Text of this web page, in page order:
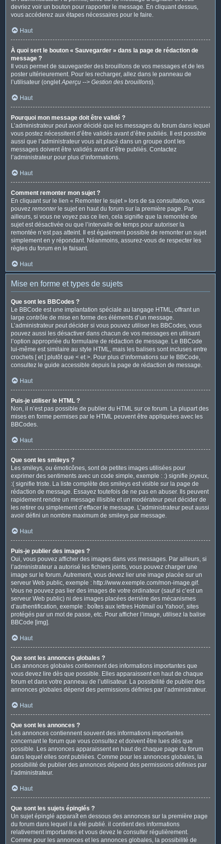
devriez voir un bouton pour rapporter le message. En cliquant dessus,
vous accéderez aux étapes nécessaires pour le faire.
Haut
À quoi sert le bouton « Sauvegarder » dans la page de rédaction de
message ?
Il vous permet de sauvegarder des brouillons de vos messages et de les
poster ultérieurement. Pour les recharger, allez dans le panneau de
l’utilisateur (ongletAperçu --> Gestion des brouillons).
Haut
Pourquoi mon message doit être validé ?
L’administrateur peut avoir décidé que les messages du forum dans lequel
vous postez nécessitent d’être validés avant d’être publiés. Il est possible
aussi que l’administrateur vous ait placé dans un groupe dont les
messages doivent être validés avant d’être publiés. Contactez
l’administrateur pour plus d’informations.
Haut
Comment remonter mon sujet ?
En cliquant sur le lien « Remonter le sujet » lors de sa consultation, vous
pouvez remonterle sujet en haut du forum sur la première page. Par
ailleurs, si vous ne voyez pas ce lien, cela signifie que la remontée de
sujet est désactivée ou que l’intervalle de temps pour autoriser la
remontée n’est pas atteint. Il est également possible de remonter un sujet
simplement en y répondant. Néanmoins, assurez-vous de respecter les
règles du forum en le faisant.
Haut
Mise en forme et types de sujets
Que sont les BBCodes ?
Le BBCode est une implantation spéciale au langage HTML, offrant un
large contrôle de mise en forme des éléments d’un message.
L’administrateur peut décider si vous pouvez utiliser les BBCodes, vous
pouvez aussi les désactiver dans chacun de vos messages en utilisant
l’option appropriée du formulaire de rédaction de message. Le BBCode
lui-même est similaire au style HTML, mais les balises sont incluses entre
crochets [ et ] plutôt que < et >. Pour plus d’informations sur le BBCode,
consultez le guide accessible depuis la page de rédaction de message.
Haut
Puis-je utiliser le HTML ?
Non, il n’est pas possible de publier du HTML sur ce forum. La plupart des
mises en forme permises par le HTML peuvent être appliquées avec les
BBCodes.
Haut
Que sont les smileys ?
Les smileys, ou émoticônes, sont de petites images utilisées pour
exprimer des sentiments avec un code simple, exemple : :) signifie joyeux,
:( signifie triste. La liste complète des smileys est visible sur la page de
rédaction de message. Essayez toutefois de ne pas en abuser. Ils peuvent
rapidement rendre un message illisible et un modérateur peut décider de
les retirer ou simplement d’effacer le message. L’administrateur peut aussi
avoir défini un nombre maximum de smileys par message.
Haut
Puis-je publier des images ?
Oui, vous pouvez afficher des images dans vos messages. Par ailleurs, si
l’administrateur a autorisé les fichiers joints, vous pouvez charger une
image sur le forum. Autrement, vous devez lier une image placée sur un
serveur Web public, exemple : http://www.exemple.com/mon-image.gif.
Vous ne pouvez pas lier des images de votre ordinateur (sauf si c’est un
serveur Web public) ni des images placées derrière des mécanismes
d’authentification, exemple : boîtes aux lettres Hotmail ou Yahoo!, sites
protégés par un mot de passe, etc. Pour afficher l’image, utilisez la balise
BBCode [img].
Haut
Que sont les annonces globales ?
Les annonces globales contiennent des informations importantes que
vous devez lire dès que possible. Elles apparaissent en haut de chaque
forum et dans votre panneau de l’utilisateur. La possibilité de publier des
annonces globales dépend des permissions définies par l’administrateur.
Haut
Que sont les annonces ?
Les annonces contiennent souvent des informations importantes
concernant le forum que vous consultez et doivent être lues dès que
possible. Les annonces apparaissent en haut de chaque page du forum
dans lequel elles sont publiées. Comme pour les annonces globales, la
possibilité de publier des annonces dépend des permissions définies par
l’administrateur.
Haut
Que sont les sujets épinglés ?
Un sujet épinglé apparaît en dessous des annonces sur la première page
du forum dans lequel il a été publié. il contient des informations
relativement importantes et vous devez le consulter régulièrement.
Comme pour les annonces et les annonces globales, la possibilité de